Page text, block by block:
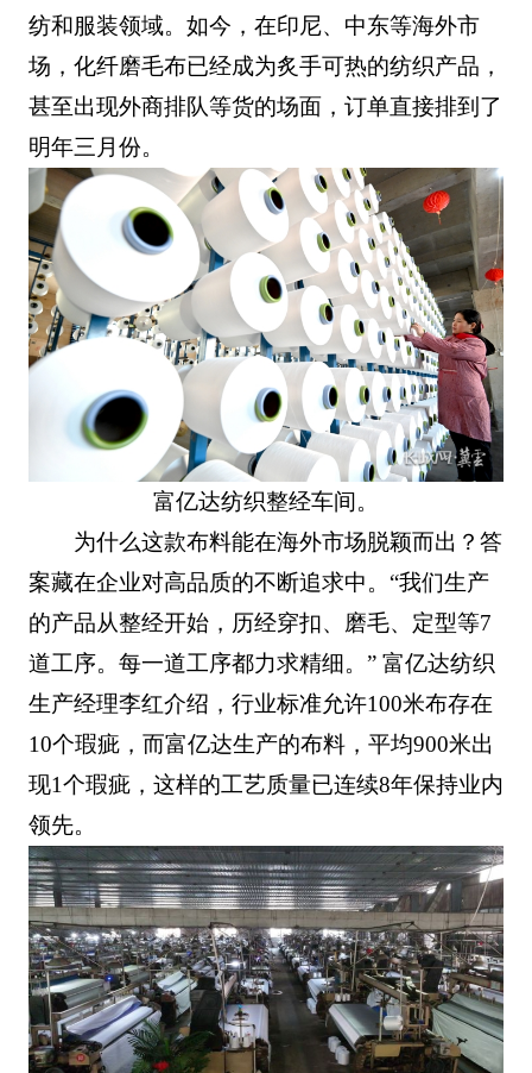
纺和服装领域。如今，在印尼、中东等海外市
场，化纤磨毛布已经成为炙手可热的纺织产品，
甚至出现外商排队等货的场面，订单直接排到了
明年三月份。
富亿达纺织整经车间。
为什么这款布料能在海外市场脱颖而出？答
案藏在企业对高品质的不断追求中。“我们生产
的产品从整经开始，历经穿扣、磨毛、定型等7
道工序。每一道工序都力求精细。” 富亿达纺织
生产经理李红介绍，行业标准允许100米布存在
10个瑕疵，而富亿达生产的布料，平均900米出
现1个瑕疵，这样的工艺质量已连续8年保持业内
领先。